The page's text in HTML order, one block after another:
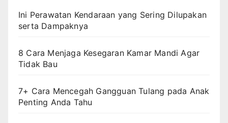
Ini Perawatan Kendaraan yang Sering Dilupakan
serta Dampaknya
8 Cara Menjaga Kesegaran Kamar Mandi Agar
Tidak Bau
7+ Cara Mencegah Gangguan Tulang pada Anak
Penting Anda Tahu